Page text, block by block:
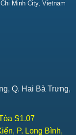
Minh City, Vietnam
Q. Hai Bà Trưng,
S1.07
P. Long Bình,